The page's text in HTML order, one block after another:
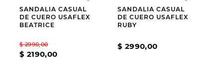
SANDALIA CASUAL
DE CUERO USAFLEX
BEATRICE
$ 2990,00
$ 2190,00
SANDALIA CASUAL
DE CUERO USAFLEX
RUBY
$ 2990,00